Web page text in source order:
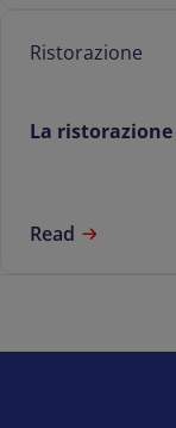
Ristorazione
La
Read